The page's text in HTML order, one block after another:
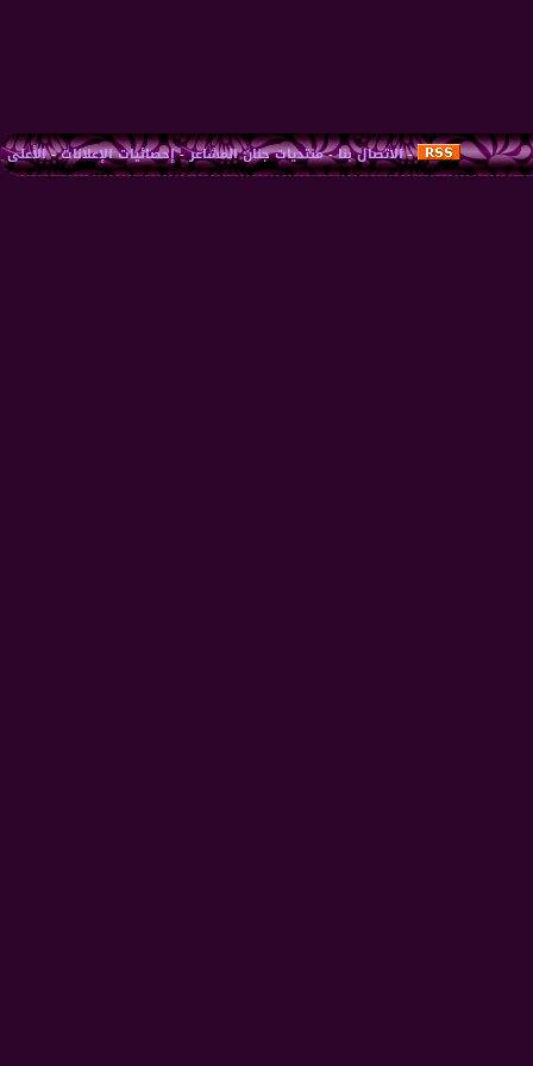
-الاتصال بنا-منتديات جنان المشاعر-إحصائيات الإعلانات-الأعلى